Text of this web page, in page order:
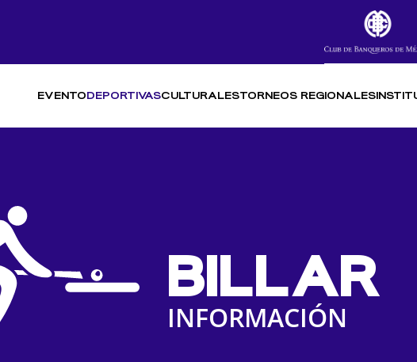
EVENTODEPORTIVASCULTURALESTORNEOS REGIONALES
BILLAR
INFORMACIÓN